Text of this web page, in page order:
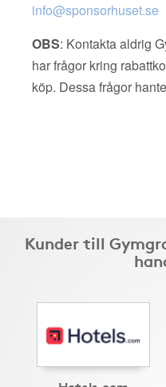
info@sponsorhuset.se
OBS: Kontakta aldrig
har frågor kring
köp. Dessa frågor
Kunder till